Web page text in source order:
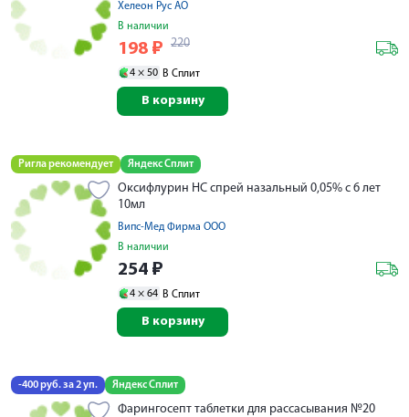
Хелеон Рус АО
В наличии
198 ₽ 220
4 × 50 В Сплит
В корзину
Ригла рекомендует Яндекс Сплит
Оксифлурин НС спрей назальный 0,05% с 6 лет
10мл
Випс-Мед Фирма ООО
В наличии
254 ₽
4 × 64 В Сплит
В корзину
-400 руб. за 2 уп. Яндекс Сплит
Фарингосепт таблетки для рассасывания №20